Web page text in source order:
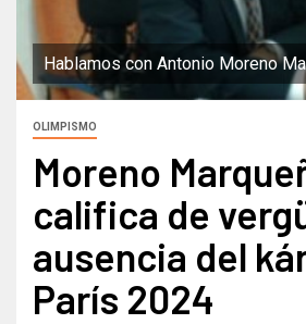
Hablamos con Antonio Moreno
OLIMPISMO
Moreno
califica de
ausencia del
París 2024